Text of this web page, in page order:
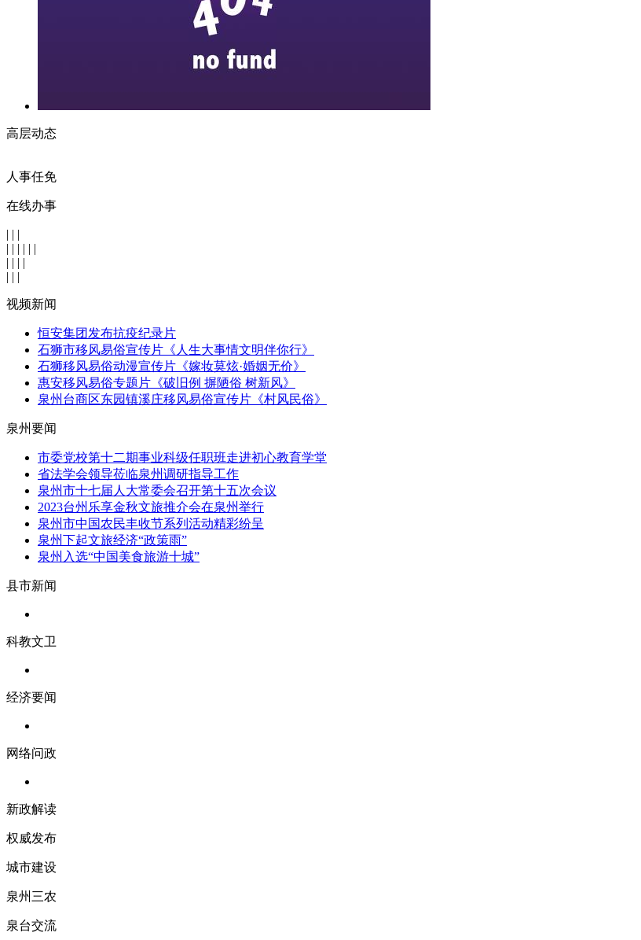
高层动态
人事任免
在线办事
| | |
| | | | | |
| | | |
| | |
视频新闻
恒安集团发布抗疫纪录片
石狮市移风易俗宣传片《人生大事情文明伴你行》
石狮移风易俗动漫宣传片《嫁妆莫炫·婚姻无价》
惠安移风易俗专题片《破旧例 摒陋俗 树新风》
泉州台商区东园镇溪庄移风易俗宣传片《村风民俗》
泉州要闻
市委党校第十二期事业科级任职班走进初心教育学堂
省法学会领导莅临泉州调研指导工作
泉州市十七届人大常委会召开第十五次会议
2023台州乐享金秋文旅推介会在泉州举行
泉州市中国农民丰收节系列活动精彩纷呈
泉州下起文旅经济“政策雨”
泉州入选“中国美食旅游十城”
县市新闻
科教文卫
经济要闻
网络问政
新政解读
权威发布
城市建设
泉州三农
泉台交流